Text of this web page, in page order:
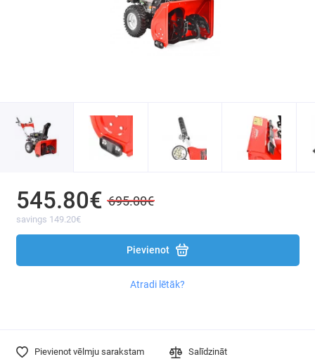
Siltumnīcas un plēves
Dārza šļūtenes un smidzinātāji
Ēnojošie (masķēšanās) tīkli / pārsegumi
balkoniem / žogiem / terasēm
Transporta rati un aksesuāri
Dārza rokas instruments
Līdzekļi pret kaitēkļiem: putniem / grauzējiem /
545.80€ 695.00€
savings 149.20€
Pievienot
Atradi lētāk?
Pievienot vēlmju sarakstam Salīdzināt